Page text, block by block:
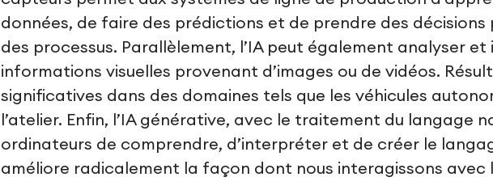
données, de faire des prédictions et de prendre des décisions
des processus. Parallèlement, l’IA peut également analyser
informations visuelles provenant d’images ou de vidéos.
significatives dans des domaines tels que les véhicules
l’atelier. Enfin, l’IA générative, avec le traitement du langage
ordinateurs de comprendre, d’interpréter et de créer le
améliore radicalement la façon dont nous interagissons avec